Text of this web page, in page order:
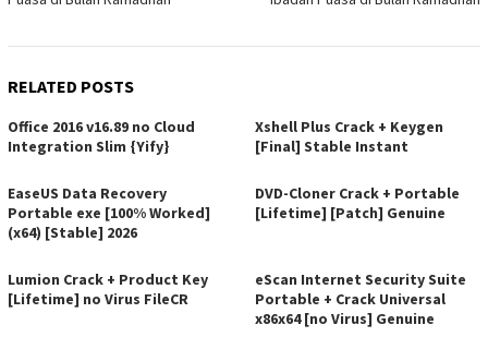
RELATED POSTS
Office 2016 v16.89 no Cloud
Integration Slim {Yify}
Xshell Plus Crack + Keygen
[Final] Stable Instant
EaseUS Data Recovery
Portable exe [100% Worked]
(x64) [Stable] 2026
DVD-Cloner Crack + Portable
[Lifetime] [Patch] Genuine
Lumion Crack + Product Key
[Lifetime] no Virus FileCR
eScan Internet Security Suite
Portable + Crack Universal
x86x64 [no Virus] Genuine